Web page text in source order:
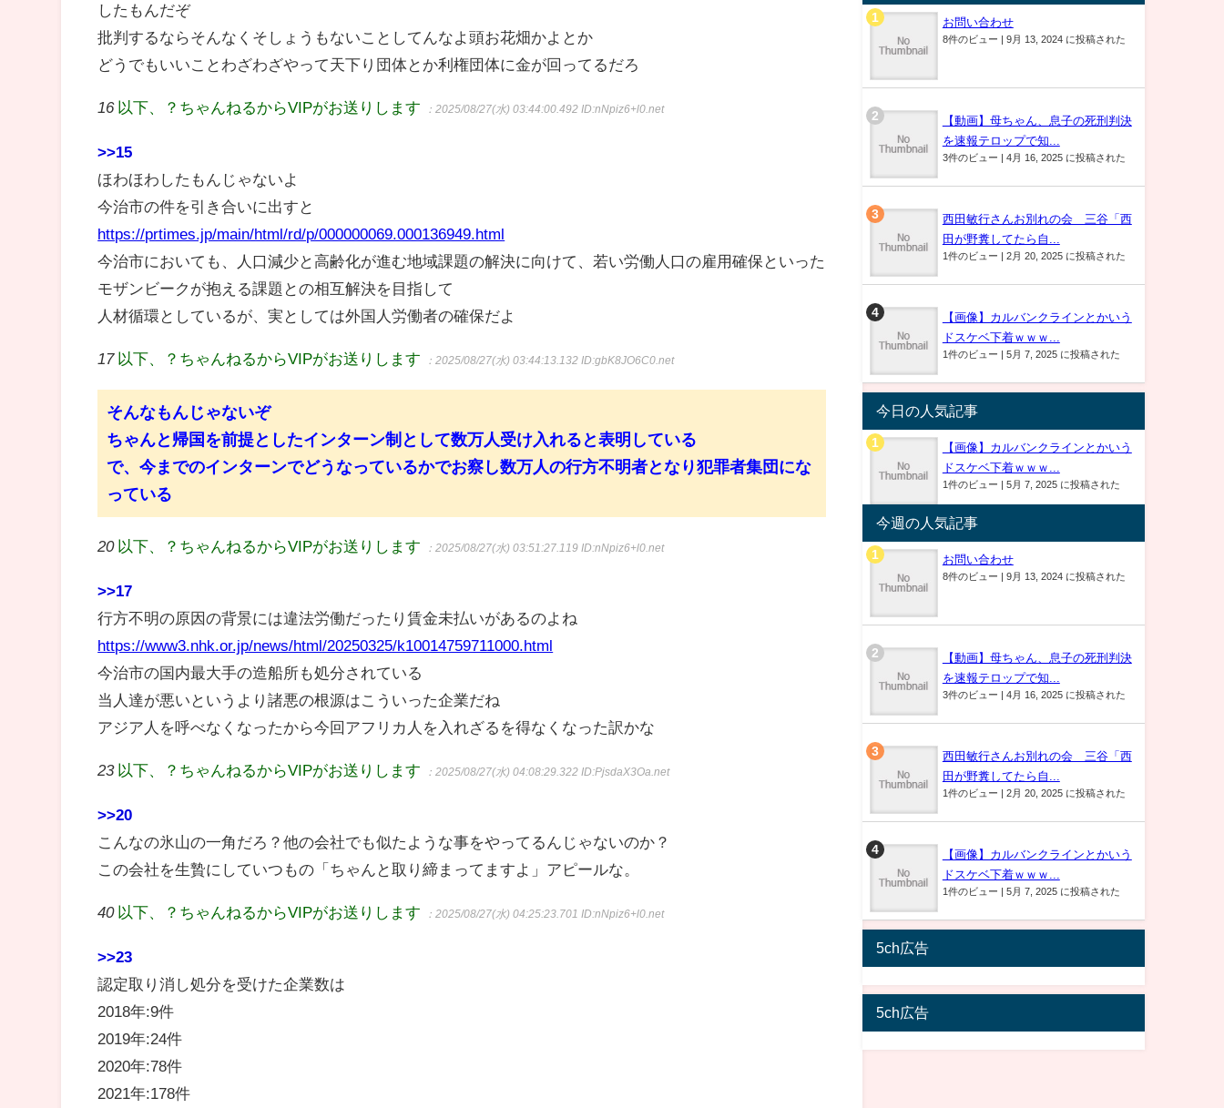
したもんだぞ
批判するならそんなくそしょうもないことしてんなよ頭お花畑かよとか
どうでもいいことわざわざやって天下り団体とか利権団体に金が回ってるだろ
16 以下、？ちゃんねるからVIPがお送りします ：2025/08/27(水) 03:44:00.492ID:nNpiz6+l0.net
>>15
ほわほわしたもんじゃないよ
今治市の件を引き合いに出すと
https://prtimes.jp/main/html/rd/p/000000069.000136949.html
今治市においても、人口減少と高齢化が進む地域課題の解決に向けて、若い労働人口の雇用確保といった
モザンビークが抱える課題との相互解決を目指して
人材循環としているが、実としては外国人労働者の確保だよ
17 以下、？ちゃんねるからVIPがお送りします ：2025/08/27(水) 03:44:13.132ID:gbK8JO6C0.net
そんなもんじゃないぞ
ちゃんと帰国を前提としたインターン制として数万人受け入れると表明している
で、今までのインターンでどうなっているかでお察し数万人の行方不明者となり犯罪者集団にな
っている
20 以下、？ちゃんねるからVIPがお送りします ：2025/08/27(水) 03:51:27.119ID:nNpiz6+l0.net
>>17
行方不明の原因の背景には違法労働だったり賃金未払いがあるのよね
https://www3.nhk.or.jp/news/html/20250325/k10014759711000.html
今治市の国内最大手の造船所も処分されている
当人達が悪いというより諸悪の根源はこういった企業だね
アジア人を呼べなくなったから今回アフリカ人を入れざるを得なくなった訳かな
23 以下、？ちゃんねるからVIPがお送りします ：2025/08/27(水) 04:08:29.322ID:PjsdaX3Oa.net
>>20
こんなの氷山の一角だろ？他の会社でも似たような事をやってるんじゃないのか？
この会社を生贄にしていつもの「ちゃんと取り締まってますよ」アピールな。
40 以下、？ちゃんねるからVIPがお送りします ：2025/08/27(水) 04:25:23.701ID:nNpiz6+l0.net
>>23
認定取り消し処分を受けた企業数は
2018年:9件
2019年:24件
2020年:78件
2021年:178件
お問い合わせ
8件のビュー | 9月 13, 2024 に投稿された
【動画】母ちゃん、息子の死刑判決
を速報テロップで知...
3件のビュー | 4月 16, 2025 に投稿された
西田敏行さんお別れの会 三谷「西
田が野糞してたら自...
1件のビュー | 2月 20, 2025 に投稿された
【画像】カルバンクラインとかいう
ドスケベ下着ｗｗｗ...
1件のビュー | 5月 7, 2025 に投稿された
今日の人気記事
【画像】カルバンクラインとかいう
ドスケベ下着ｗｗｗ...
1件のビュー | 5月 7, 2025 に投稿された
今週の人気記事
お問い合わせ
8件のビュー | 9月 13, 2024 に投稿された
【動画】母ちゃん、息子の死刑判決
を速報テロップで知...
3件のビュー | 4月 16, 2025 に投稿された
西田敏行さんお別れの会 三谷「西
田が野糞してたら自...
1件のビュー | 2月 20, 2025 に投稿された
【画像】カルバンクラインとかいう
ドスケベ下着ｗｗｗ...
1件のビュー | 5月 7, 2025 に投稿された
5ch広告
5ch広告